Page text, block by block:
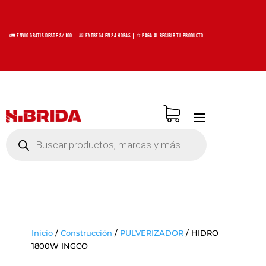
🚛 Envío Gratis desde S/100 | 📆 Entrega en 24 horas | ⭐ Paga al recibir tu producto
productos
Inicio/ Construcción / PULVERIZADOR/ HIDRO
1800W INGCO